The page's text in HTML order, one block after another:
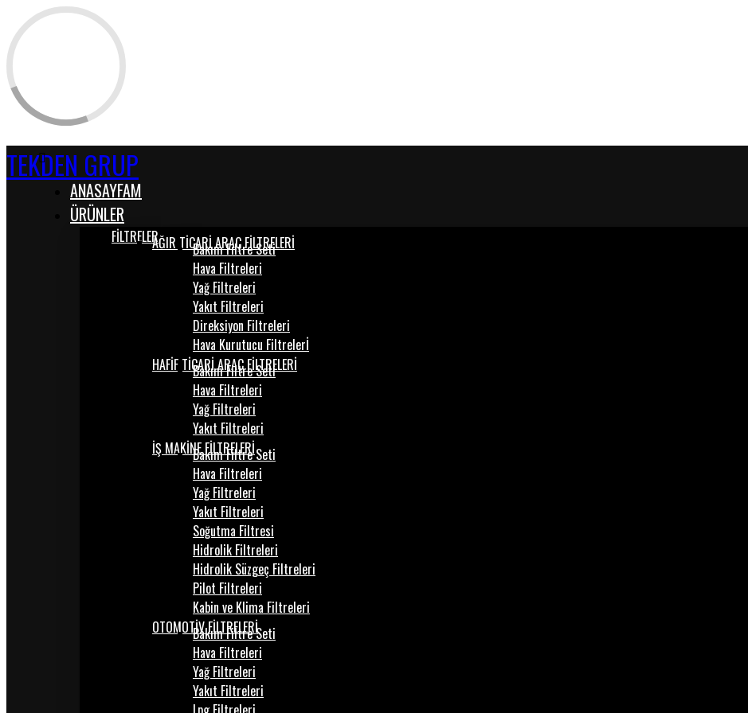
TEKDEN GRUP
ANASAYFAM
ÜRÜNLER
FİLTRELERAĞIR TİCARİ ARAÇ FİLTRELERİ
Bakım Filtre Seti
Hava Filtreleri
Yağ Filtreleri
Yakıt Filtreleri
Direksiyon Filtreleri
Hava Kurutucu Filtrelerİ
HAFİF TİCARİ ARAÇ FİLTRELERİ
Bakım Filtre Seti
Hava Filtreleri
Yağ Filtreleri
Yakıt Filtreleri
İŞ MAKİNE FİLTRELERİ
Bakım Filtre Seti
Hava Filtreleri
Yağ Filtreleri
Yakıt Filtreleri
Soğutma Filtresi
Hidrolik Filtreleri
Hidrolik Süzgeç Filtreleri
Pilot Filtreleri
Kabin ve Klima Filtreleri
OTOMOTİV FİLTRELERİ
Bakım Filtre Seti
Hava Filtreleri
Yağ Filtreleri
Yakıt Filtreleri